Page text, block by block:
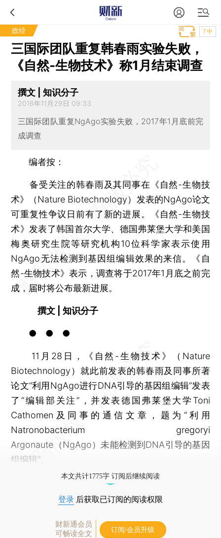
政经 T中
三国际团队重复韩春雨实验失败，
《自然-生物技术》称1月结束调查
撰文 | 知识分子
2016年11月29日 09:33
三国际团队重复NgAgo实验失败，2017年1月底前完
成调查
编者按：
备受关注的韩春雨及其同事在《自然-生物技
术》（Nature Biotechnology）发表的NgAgo论文
可重复性争议日前有了新的进展。《自然-生物技
术》发表了韩国首尔大学、德国弗莱堡大学和美国
梅奥研究生院等研究机构10位科学家表示使用
NgAgo无法检测到基因组编辑效果的来信。《自
然-生物技术》表示，调查将于2017年1月底之前完
成，届时将公布最新进展。
撰文 | 知识分子
● ● ●
11月28日，《自然-生物技术》（Nature
Biotechnology）就此前发表的韩春雨及同事所著
论文“利用NgAgo进行DNA引导的基因组编辑”发表
了“编辑部关注”，并发表德国弗莱堡大学Toni
Cathomen及同事的通信文章，题为“利用
Natronobacterium gregoryi
Argonaute（NgAgo）未能检测到DNA引导的基因
组编辑”。
本文共计1775字 订阅后继续阅读
登录 后获取已订阅的阅读权限
财新通会员
可畅读全文
订阅/会员升级